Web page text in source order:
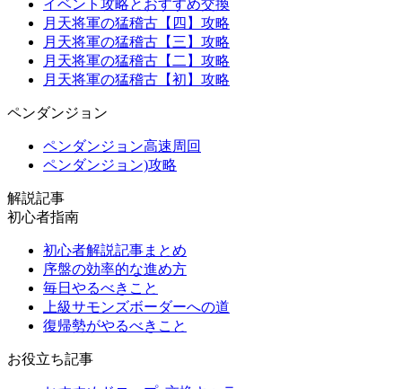
イベント攻略とおすすめ交換
月天将軍の猛稽古【四】攻略
月天将軍の猛稽古【三】攻略
月天将軍の猛稽古【二】攻略
月天将軍の猛稽古【初】攻略
ペンダンジョン
ペンダンジョン高速周回
ペンダンジョン)攻略
解説記事
初心者指南
初心者解説記事まとめ
序盤の効率的な進め方
毎日やるべきこと
上級サモンズボーダーへの道
復帰勢がやるべきこと
お役立ち記事